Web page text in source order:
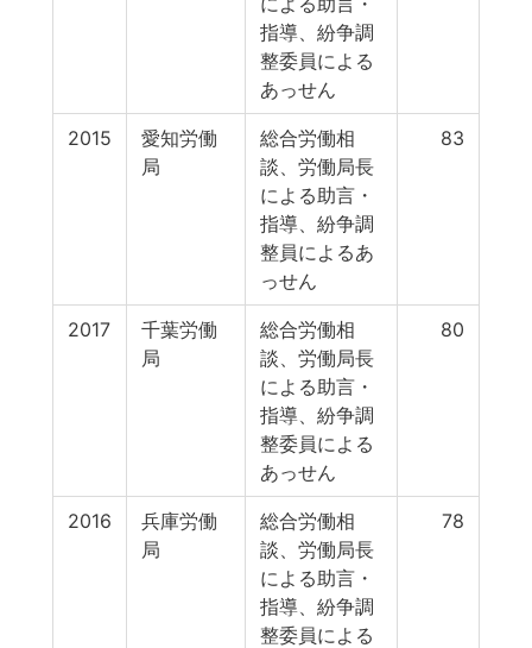
指導、紛争調
整委員による
あっせん
2015
愛知労働
局
総合労働相
談、労働局長
による助言・
指導、紛争調
整員によるあ
っせん
83
2017
千葉労働
局
総合労働相
談、労働局長
による助言・
指導、紛争調
整委員による
あっせん
80
2016
兵庫労働
局
総合労働相
談、労働局長
による助言・
指導、紛争調
整委員による
78